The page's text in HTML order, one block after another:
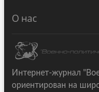
О нас
Интернет-журнал
ориентирован на